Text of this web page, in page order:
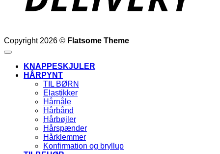
Copyright 2026 © Flatsome Theme
KNAPPESKJULER
HÅRPYNT
TIL BØRN
Elastikker
Hårnåle
Hårbånd
Hårbøjler
Hårspænder
Hårklemmer
Konfirmation og bryllup